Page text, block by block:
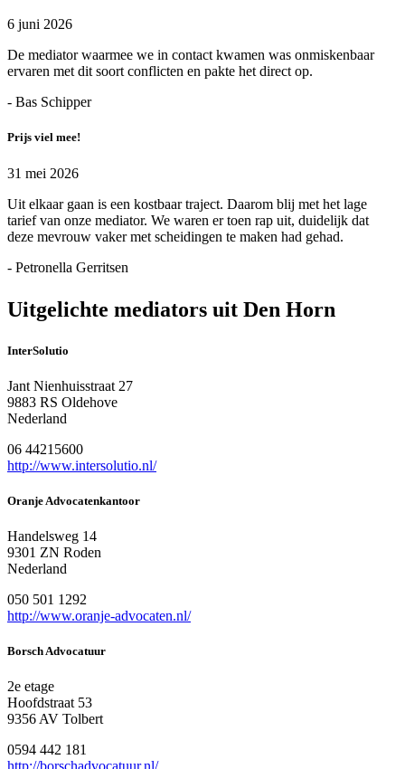
6 juni 2026
De mediator waarmee we in contact kwamen was onmiskenbaar
ervaren met dit soort conflicten en pakte het direct op.
- Bas Schipper
Prijs viel mee!
31 mei 2026
Uit elkaar gaan is een kostbaar traject. Daarom blij met het lage
tarief van onze mediator. We waren er toen rap uit, duidelijk dat
deze mevrouw vaker met scheidingen te maken had gehad.
- Petronella Gerritsen
Uitgelichte mediators uit Den Horn
InterSolutio
Jant Nienhuisstraat 27
9883 RS Oldehove
Nederland
06 44215600
http://www.intersolutio.nl/
Oranje Advocatenkantoor
Handelsweg 14
9301 ZN Roden
Nederland
050 501 1292
http://www.oranje-advocaten.nl/
Borsch Advocatuur
2e etage
Hoofdstraat 53
9356 AV Tolbert
0594 442 181